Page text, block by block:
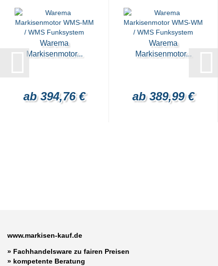
Warema
Markisenmotor...
ab 394,76 €
Warema
Markisenmotor...
ab 389,99 €
www.markisen-kauf.de
» Fachhandelsware zu fairen Preisen
» kompetente Beratung